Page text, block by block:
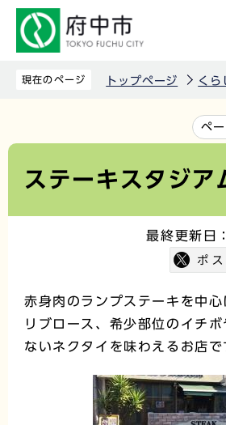
先
す
現在のページ トップページ くら
文
か
ペ
ステーキスタジア
最終更新
赤身肉のランプステーキを中心
リブロース、希少部位のイチ
ないネクタイを味わえるお店で